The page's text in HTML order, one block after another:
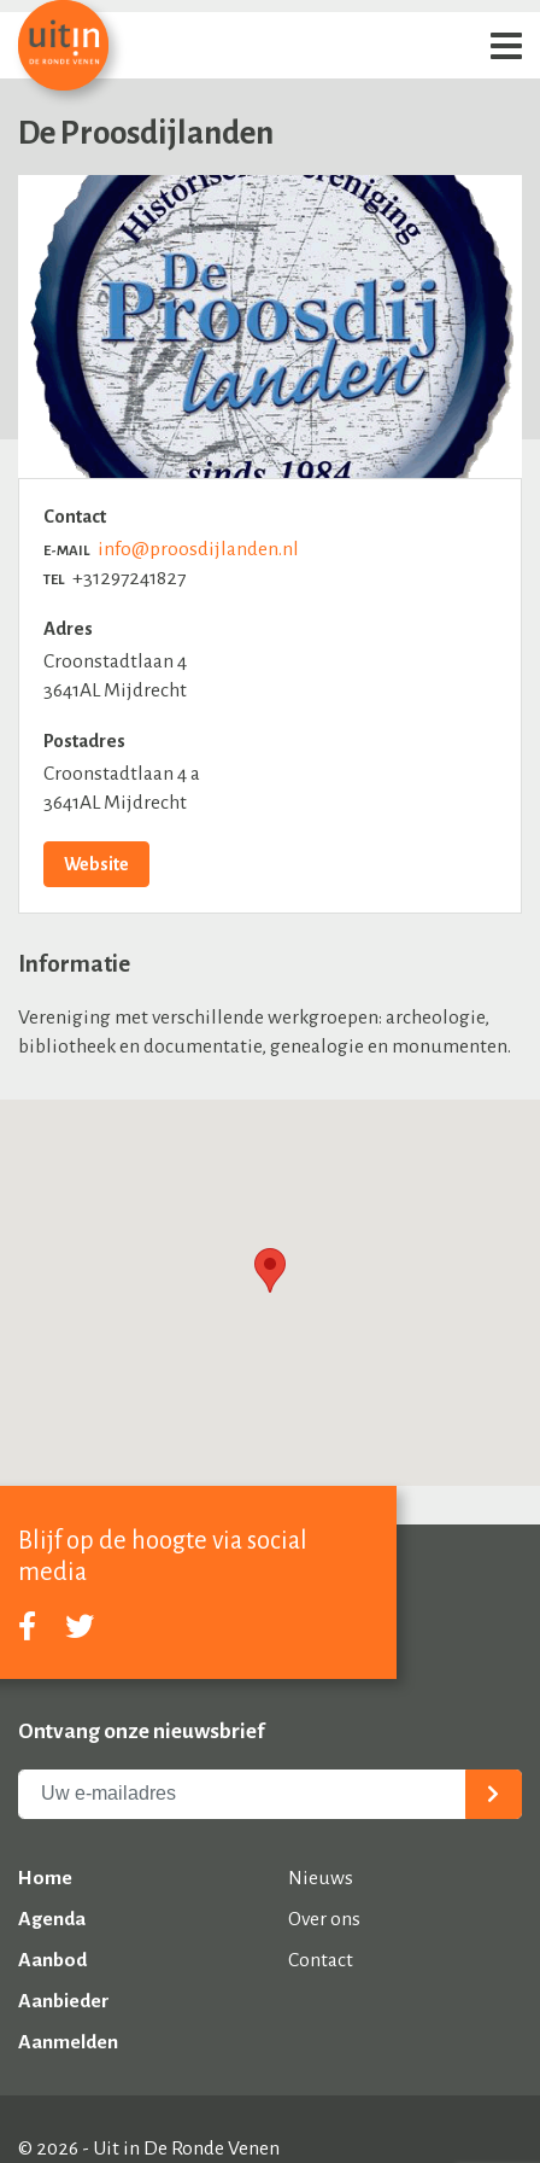
De Proosdijlanden
Contact
E-MAIL info@proosdijlanden.nl
TEL +31297241827
Adres
Croonstadtlaan 4
3641AL Mijdrecht
Postadres
Croonstadtlaan 4 a
3641AL Mijdrecht
Website
Informatie
Vereniging met verschillende werkgroepen: archeologie,
bibliotheek en documentatie, genealogie en monumenten.
Blijf op de hoogte via social
media
Ontvang onze nieuwsbrief
Home
Agenda
Aanbod
Aanbieder
Aanmelden
Nieuws
Over ons
Contact
© 2026 - Uit in De Ronde Venen